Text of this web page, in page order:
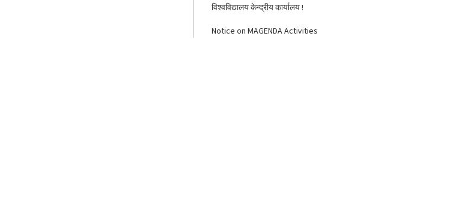
विश्वविद्यालय केन्द्रीय कार्यालय !
Notice on MAGENDA Activities